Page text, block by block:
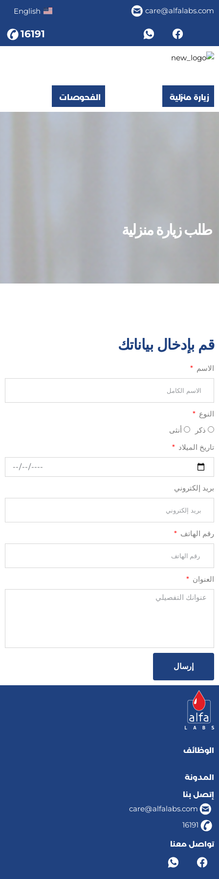
care@alfalabs.com
English
16191
زيارة منزلية الفحوصات
طلب زيارة منزلية
قم بإدخال بياناتك
الاسم
النوع
ذكر
أنثى
تاريخ الميلاد
بريد إلكتروني
رقم الهاتف
العنوان
إرسال
الوظائف
المدونة
إتصل بنا
care@alfalabs.com
16191
تواصل معنا